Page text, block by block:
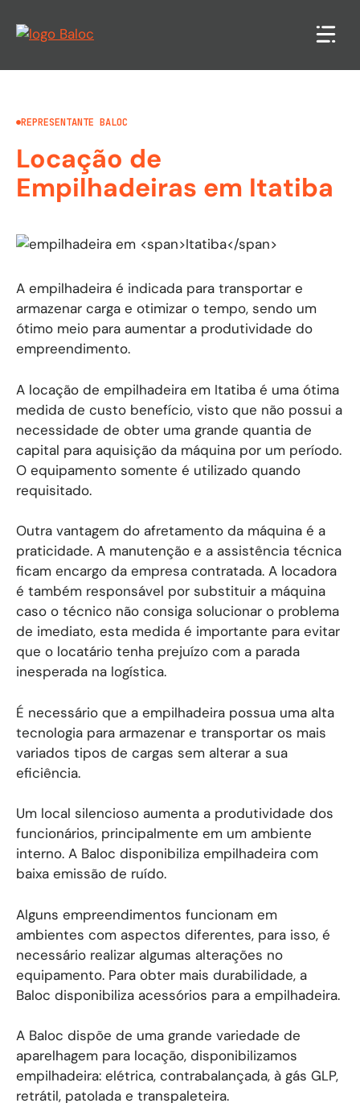
para
conteúdo
REPRESENTANTE BALOC
Locação de
Empilhadeiras em Itatiba
A empilhadeira é indicada para transportar e
armazenar carga e otimizar o tempo, sendo um
ótimo meio para aumentar a produtividade do
empreendimento.
A locação de empilhadeira em Itatiba é uma ótima
medida de custo benefício, visto que não possui a
necessidade de obter uma grande quantia de
capital para aquisição da máquina por um período.
O equipamento somente é utilizado quando
requisitado.
Outra vantagem do afretamento da máquina é a
praticidade. A manutenção e a assistência técnica
ficam encargo da empresa contratada. A locadora
é também responsável por substituir a máquina
caso o técnico não consiga solucionar o problema
de imediato, esta medida é importante para evitar
que o locatário tenha prejuízo com a parada
inesperada na logística.
É necessário que a empilhadeira possua uma alta
tecnologia para armazenar e transportar os mais
variados tipos de cargas sem alterar a sua
eficiência.
Um local silencioso aumenta a produtividade dos
funcionários, principalmente em um ambiente
interno. A Baloc disponibiliza empilhadeira com
baixa emissão de ruído.
Alguns empreendimentos funcionam em
ambientes com aspectos diferentes, para isso, é
necessário realizar algumas alterações no
equipamento. Para obter mais durabilidade, a
Baloc disponibiliza acessórios para a empilhadeira.
A Baloc dispõe de uma grande variedade de
aparelhagem para locação, disponibilizamos
empilhadeira: elétrica, contrabalançada, à gás GLP,
retrátil, patolada e transpaleteira.